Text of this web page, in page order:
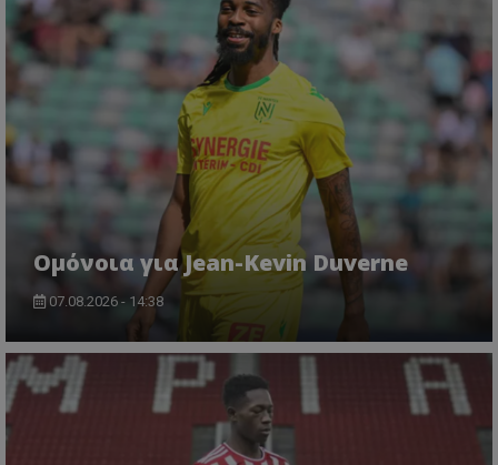
Ομόνοια για Jean-Kevin Duverne
07.08.2026 - 14:38